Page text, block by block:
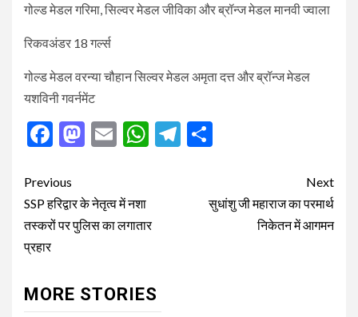
गोल्ड मेडल गरिमा, सिल्वर मेडल जीविका और ब्रॉन्ज मेडल मानवी ज्वाला
रिकवअंडर 18 गर्ल्स
गोल्ड मेडल वरन्या चौहान सिल्वर मेडल अमृता दत्त और ब्रॉन्ज मेडल
यशविनी गवर्नमेंट
Facebook
Mastodon
EmailWhatsApp
Telegram
Post
navigation
Previous
SSP हरिद्वार के नेतृत्व में नशा
तस्करों पर पुलिस का लगातार
प्रहार
Next
सुधांशु जी महाराज का परमार्थ
निकेतन में आगमन
MORE STORIES